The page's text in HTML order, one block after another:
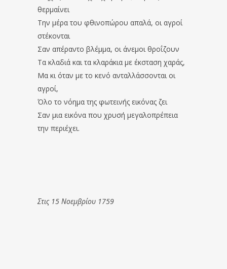
θερμαίνει
Την μέρα του φθινοπώρου απαλά, οι αγροί
στέκονται
Σαν απέραντο βλέμμα, οι άνεμοι θροΐζουν
Τα κλαδιά και τα κλαράκια με έκσταση χαράς,
Μα κι όταν με το κενό ανταλλάσσονται οι
αγροί,
Όλο το νόημα της φωτεινής εικόνας ζει
Σαν μια εικόνα που χρυσή μεγαλοπρέπεια
την περιέχει.
Στις 15 Νοεμβρίου 1759